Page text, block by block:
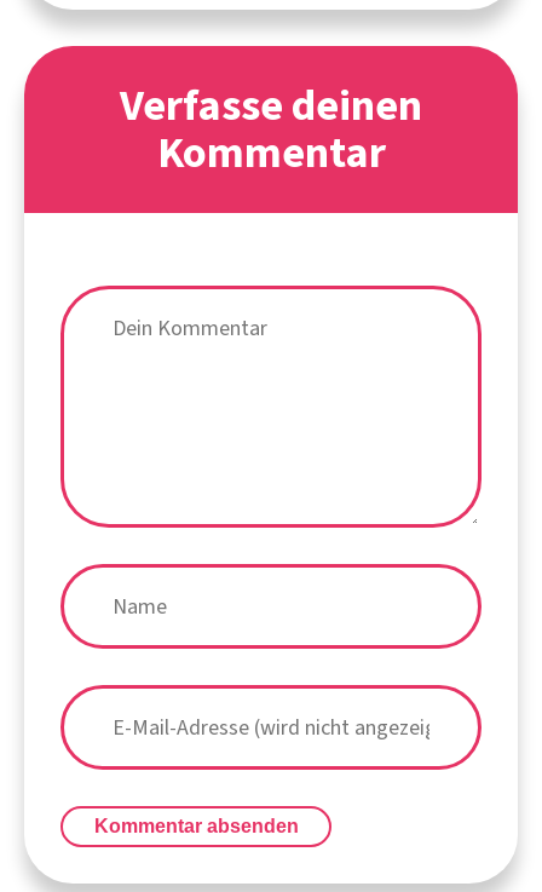
Verfasse deinen
Kommentar
Kommentar absenden